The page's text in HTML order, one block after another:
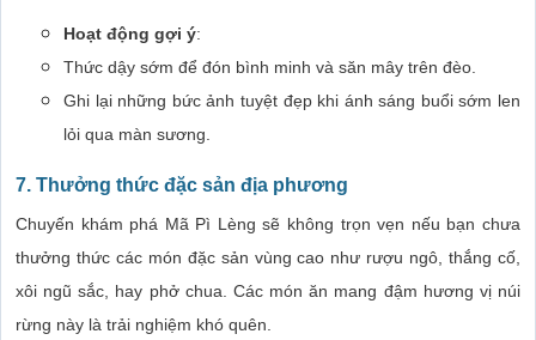
Hoạt động gợi ý:
Thức dậy sớm để đón bình minh và săn mây trên đèo.
Ghi lại những bức ảnh tuyệt đẹp khi ánh sáng buổi sớm len
lỏi qua màn sương.
7. Thưởng thức đặc sản địa phương
Chuyến khám phá Mã Pì Lèng sẽ không trọn vẹn nếu bạn chưa
thưởng thức các món đặc sản vùng cao như rượu ngô, thắng cố,
xôi ngũ sắc, hay phở chua. Các món ăn mang đậm hương vị núi
rừng này là trải nghiệm khó quên.